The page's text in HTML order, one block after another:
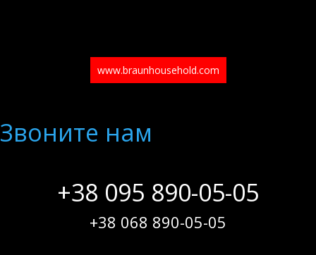
www.braunhousehold.com
Звоните нам
+38 095 890-05-05
+38 068 890-05-05